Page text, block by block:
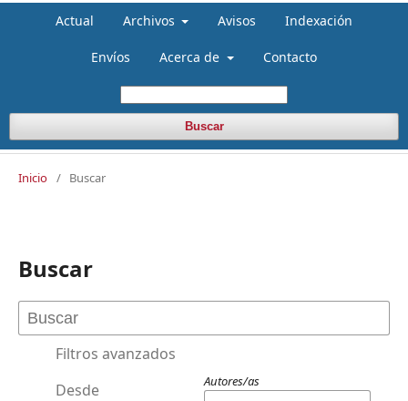
Actual Archivos Avisos Indexación
Envíos Acerca de Contacto
Buscar
Inicio / Buscar
Buscar
Filtros avanzados
Desde
Autores/as